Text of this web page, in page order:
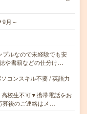
月～
ルなので未経験でも安
や書籍などの仕分け…
コンスキル不要 / 英語力
校生不可▼携帯電話をお
募後のご連絡はメ…